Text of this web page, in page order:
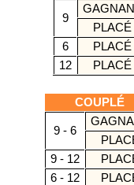
9
PLACÉ
6
PLACÉ
12
PLACÉ
COUPLÉ
9 - 6
9 - 12
6 - 12